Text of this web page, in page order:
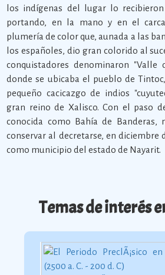
los indígenas del lugar lo
portando, en la mano y en el
plumería de color que, aunada a las
los españoles, dio gran colorido al
conquistadores denominaron "Valle
donde se ubicaba el pueblo de
pequeño cacicazgo de indios
gran reino de Xalisco. Con el paso
conocida como Bahía de Banderas,
conservar al decretarse, en diciembre
como municipio del estado de Nayarit.
Temas de interés